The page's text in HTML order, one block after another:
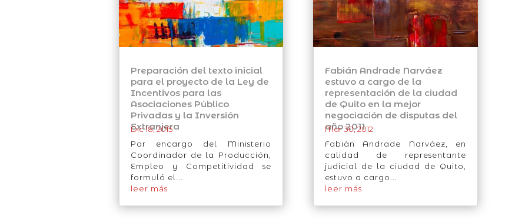
Preparación del texto inicial
para el proyecto de la Ley de
Incentivos para las
Asociaciones Público
Privadas y la Inversión
Extranjera
Dic 18, 2015
Por encargo del Ministerio
Coordinador de la Producción,
Empleo y Competitividad se
formuló el...
leer más
Fabián Andrade Narváez
estuvo a cargo de la
representación de la ciudad
de Quito en la mejor
negociación de disputas del
año 2011
Mar 30, 2012
Fabián Andrade Narváez, en
calidad de representante
judicial de la ciudad de Quito,
estuvo a cargo...
leer más